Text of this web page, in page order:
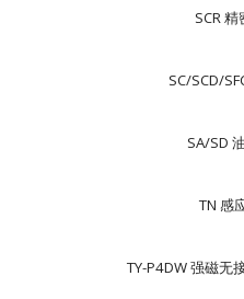
SCR
SC/SCD/
SA/SD
TN 感
TY-P4DW 强磁无